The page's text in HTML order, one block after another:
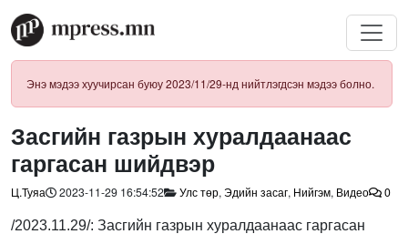
Энэ мэдээ хуучирсан буюу 2023/11/29-нд нийтлэгдсэн мэдээ болно.
Засгийн газрын хуралдаанаас
гаргасан шийдвэр
Ц.Туяа 2023-11-29 16:54:52 Улс төр, Эдийн засаг, Нийгэм, Видео 0
/2023.11.29/: Засгийн газрын хуралдаанаас гаргасан